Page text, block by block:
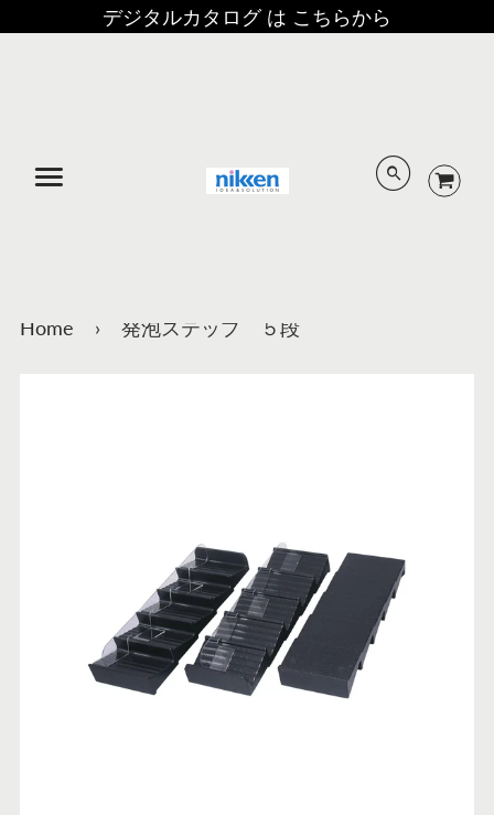
デジタルカタログ は こちらから
Home › 発泡ステップ ５段